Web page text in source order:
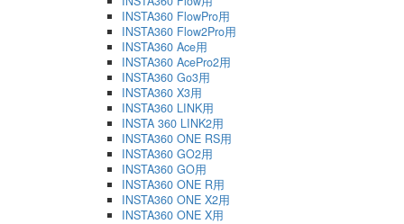
INSTA360 FlowPro用
INSTA360 Flow2Pro用
INSTA360 Ace用
INSTA360 AcePro2用
INSTA360 Go3用
INSTA360 X3用
INSTA360 LINK用
INSTA 360 LINK2用
INSTA360 ONE RS用
INSTA360 GO2用
INSTA360 GO用
INSTA360 ONE R用
INSTA360 ONE X2用
INSTA360 ONE X用